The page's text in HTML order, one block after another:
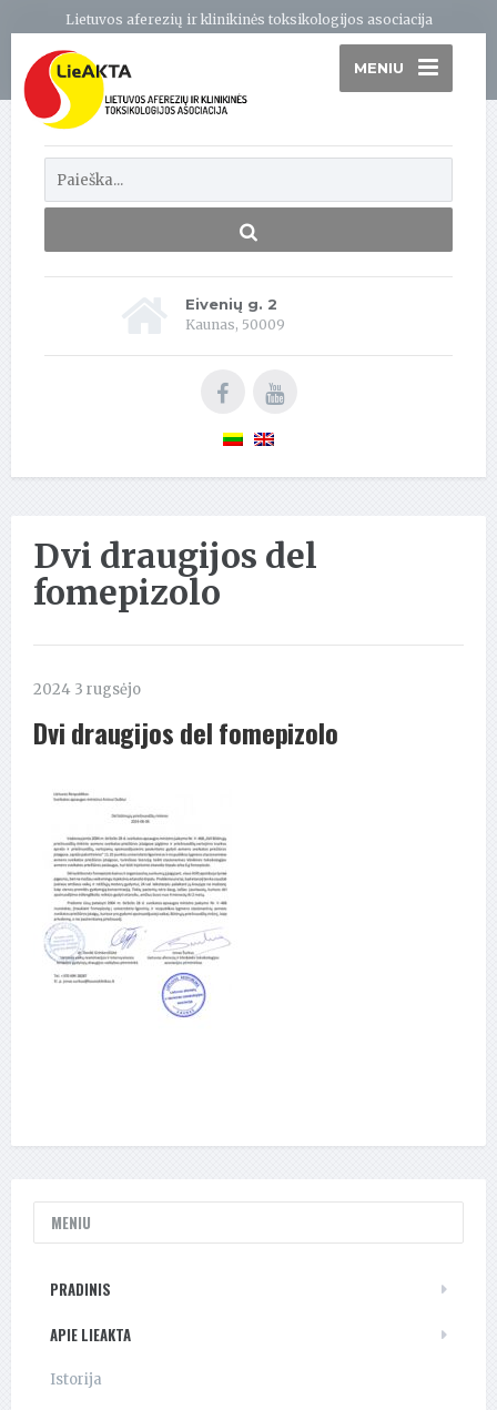
Lietuvos aferezių ir klinikinės toksikologijos asociacija
MENIU
Eivenių g. 2
Kaunas, 50009
Dvi draugijos del
fomepizolo
2024 3 rugsėjo
Dvi draugijos del fomepizolo
MENIU
PRADINIS
APIE LIEAKTA
Istorija